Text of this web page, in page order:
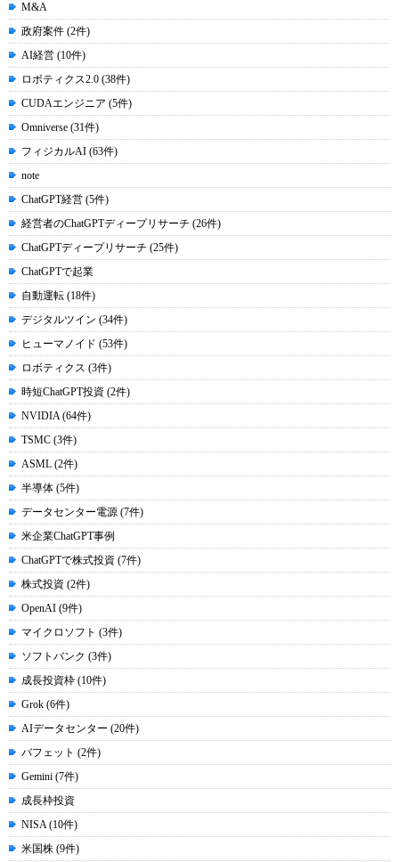
M&A
政府案件 (2件)
AI経営 (10件)
ロボティクス2.0 (38件)
CUDAエンジニア (5件)
Omniverse (31件)
フィジカルAI (63件)
note
ChatGPT経営 (5件)
経営者のChatGPTディープリサーチ (26件)
ChatGPTディープリサーチ (25件)
ChatGPTで起業
自動運転 (18件)
デジタルツイン (34件)
ヒューマノイド (53件)
ロボティクス (3件)
時短ChatGPT投資 (2件)
NVIDIA (64件)
TSMC (3件)
ASML (2件)
半導体 (5件)
データセンター電源 (7件)
米企業ChatGPT事例
ChatGPTで株式投資 (7件)
株式投資 (2件)
OpenAI (9件)
マイクロソフト (3件)
ソフトバンク (3件)
成長投資枠 (10件)
Grok (6件)
AIデータセンター (20件)
バフェット (2件)
Gemini (7件)
成長枠投資
NISA (10件)
米国株 (9件)